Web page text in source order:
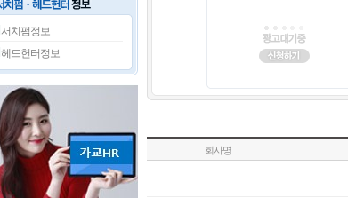
서치펌정보
헤드헌터정보
회사명